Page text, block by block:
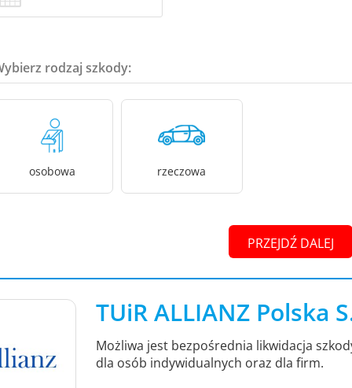
rodzaj szkody:
osobowa rzeczowa
PRZEJDŹ DALEJ
TUiR ALLIANZ Polska
Możliwa jest bezpośrednia likwidacja
dla osób indywidualnych oraz dla firm.